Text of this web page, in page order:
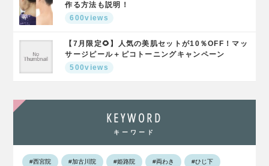
作る方法も説明！
600views
【7月限定🌻】人気の美肌セットが10％OFF！マッ
サージピール＋ピコトーニングキャンペーン
500views
KEYWORD
キーワード
#西宮院 #加古川院 #姫路院 #両わき #ひじ下